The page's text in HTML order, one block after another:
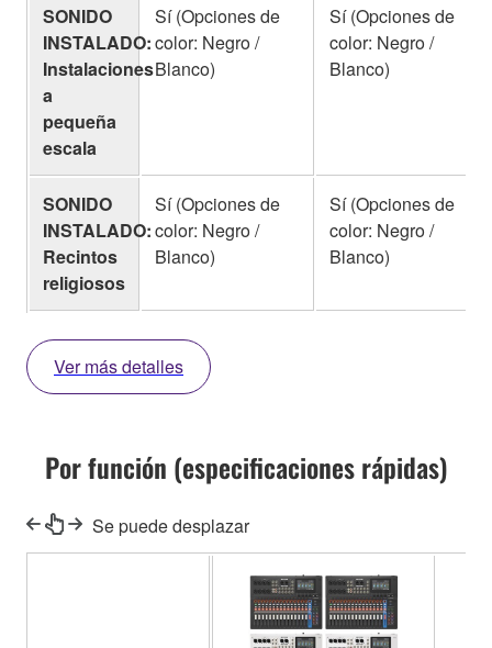
SONIDO
INSTALADO:
Instalaciones
a
pequeña
escala
Sí (Opciones de
color: Negro /
Blanco)
Sí (Opciones de
color: Negro /
Blanco)
SONIDO
INSTALADO:
Recintos
religiosos
Sí (Opciones de
color: Negro /
Blanco)
Sí (Opciones de
color: Negro /
Blanco)
Ver más detalles
Por función (especificaciones rápidas)
Se puede desplazar